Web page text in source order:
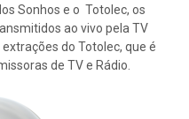
Sonhos e o Totolec, os
ao vivo pela TV
do Totolec, que é
de TV e Rádio.